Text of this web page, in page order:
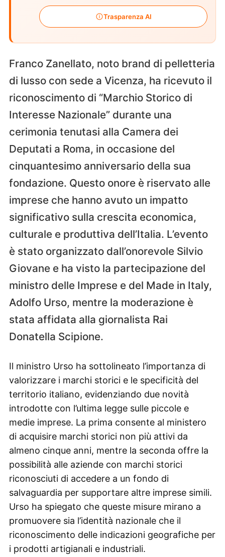
Trasparenza AI
Franco Zanellato, noto brand di pelletteria
di lusso con sede a Vicenza, ha ricevuto il
riconoscimento di “Marchio Storico di
Interesse Nazionale” durante una
cerimonia tenutasi alla Camera dei
Deputati a Roma, in occasione del
cinquantesimo anniversario della sua
fondazione. Questo onore è riservato alle
imprese che hanno avuto un impatto
significativo sulla crescita economica,
culturale e produttiva dell’Italia. L’evento
è stato organizzato dall’onorevole Silvio
Giovane e ha visto la partecipazione del
ministro delle Imprese e del Made in Italy,
Adolfo Urso, mentre la moderazione è
stata affidata alla giornalista Rai
Donatella Scipione.
Il ministro Urso ha sottolineato l’importanza di
valorizzare i marchi storici e le specificità del
territorio italiano, evidenziando due novità
introdotte con l’ultima legge sulle piccole e
medie imprese. La prima consente al ministero
di acquisire marchi storici non più attivi da
almeno cinque anni, mentre la seconda offre la
possibilità alle aziende con marchi storici
riconosciuti di accedere a un fondo di
salvaguardia per supportare altre imprese simili.
Urso ha spiegato che queste misure mirano a
promuovere sia l’identità nazionale che il
riconoscimento delle indicazioni geografiche per
i prodotti artigianali e industriali.